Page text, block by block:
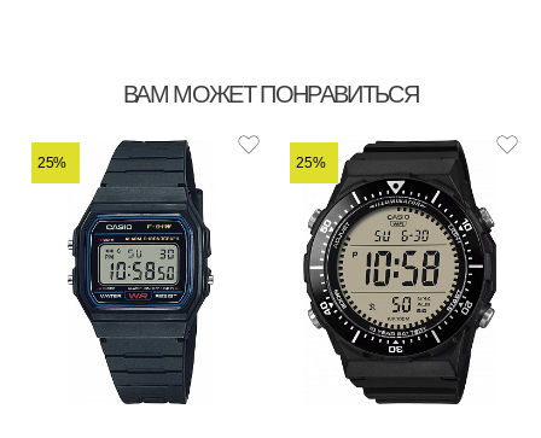
ВАМ МОЖЕТ ПОНРАВИТЬСЯ
25% 25%